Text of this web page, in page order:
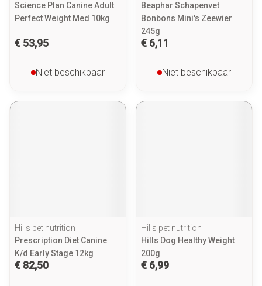
Science Plan Canine Adult
Perfect Weight Med 10kg
€ 53,95
Niet beschikbaar
Beaphar Schapenvet
Bonbons Mini's Zeewier
245g
€ 6,11
Niet beschikbaar
Hills pet nutrition
Prescription Diet Canine
K/d Early Stage 12kg
€ 82,50
Hills pet nutrition
Hills Dog Healthy Weight
200g
€ 6,99